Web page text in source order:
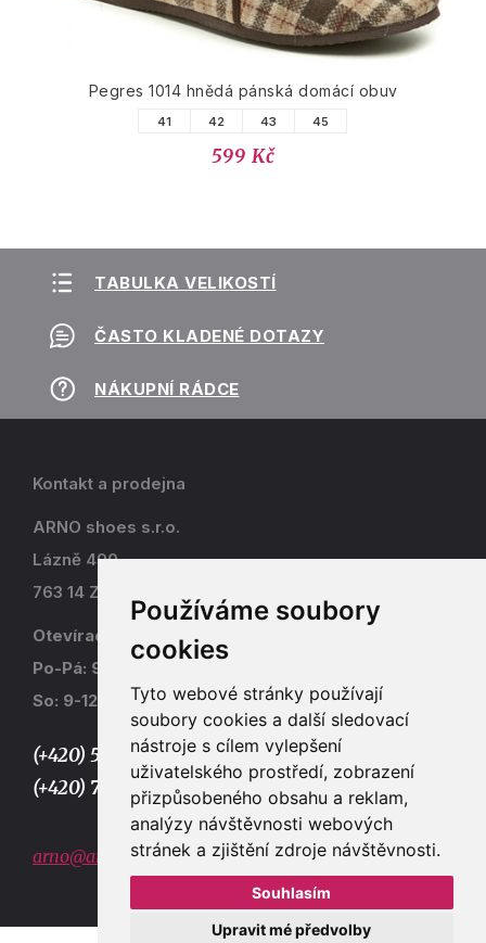
Používáme soubory
cookies
Tyto webové stránky používají
soubory cookies a další sledovací
nástroje s cílem vylepšení
uživatelského prostředí, zobrazení
přizpůsobeného obsahu a reklam,
analýzy návštěvnosti webových
stránek a zjištění zdroje návštěvnosti.
Souhlasím
Upravit mé předvolby
Pegres 1014 hnědá pánská domácí obuv
41 42 43 45
599 Kč
TABULKA VELIKOSTÍ
ČASTO KLADENÉ DOTAZY
NÁKUPNÍ RÁDCE
Kontakt a prodejna
ARNO shoes s.r.o.
Lázně 490
763 14 Zlín - Kostelec
Otevírací doba
Po-Pá: 9-17
So: 9-12
(+420) 577 915 036,
(+420) 773 667 390
arno@arno.cz